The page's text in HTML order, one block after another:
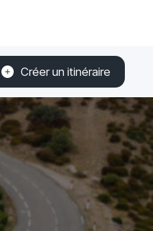
Créer un itinéraire